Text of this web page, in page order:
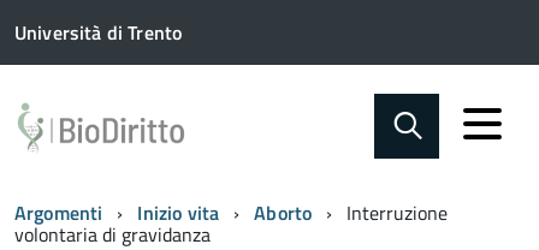
Università di Trento
Argomenti Inizio vita Aborto Interruzione
volontaria di gravidanza